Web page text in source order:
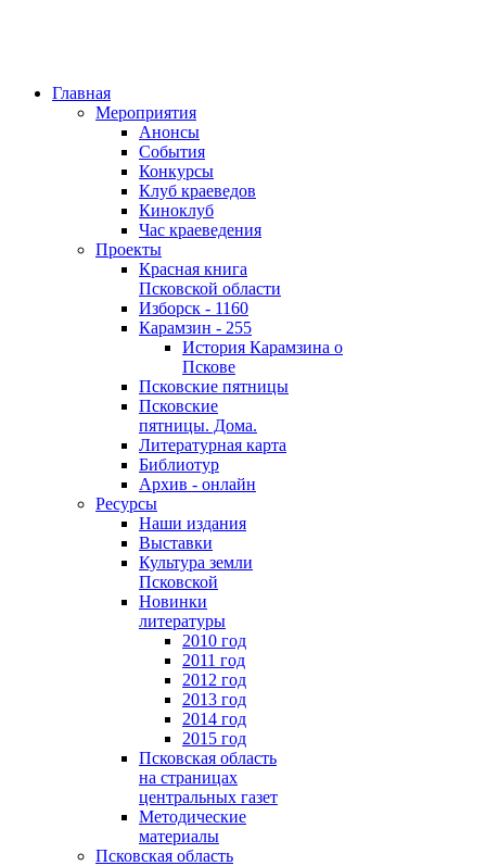
Главная
Мероприятия
Анонсы
События
Конкурсы
Клуб краеведов
Киноклуб
Час краеведения
Проекты
Красная книга
Псковской области
Изборск - 1160
Карамзин - 255
История Карамзина о
Пскове
Псковские пятницы
Псковские
пятницы. Дома.
Литературная карта
Библиотур
Архив - онлайн
Ресурсы
Наши издания
Выставки
Культура земли
Псковской
Новинки
литературы
2010 год
2011 год
2012 год
2013 год
2014 год
2015 год
Псковская область
на страницах
центральных газет
Методические
материалы
Псковская область